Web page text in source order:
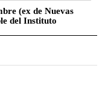
(ex de Nuevas
del Instituto